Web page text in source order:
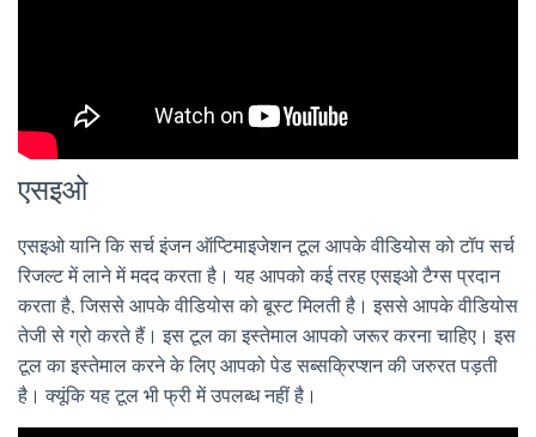
एसइओ
एसइओ यानि कि सर्च इंजन ऑप्टिमाइजेशन टूल आपके वीडियोस को टॉप सर्च
रिजल्ट में लाने में मदद करता है। यह आपको कई तरह एसइओ टैग्स प्रदान
करता है, जिससे आपके वीडियोस को बूस्ट मिलती है। इससे आपके वीडियोस
तेजी से ग्रो करते हैं। इस टूल का इस्तेमाल आपको जरूर करना चाहिए। इस
टूल का इस्तेमाल करने के लिए आपको पेड सब्सक्रिप्शन की जरुरत पड़ती
है। क्यूंकि यह टूल भी फ्री में उपलब्ध नहीं है।